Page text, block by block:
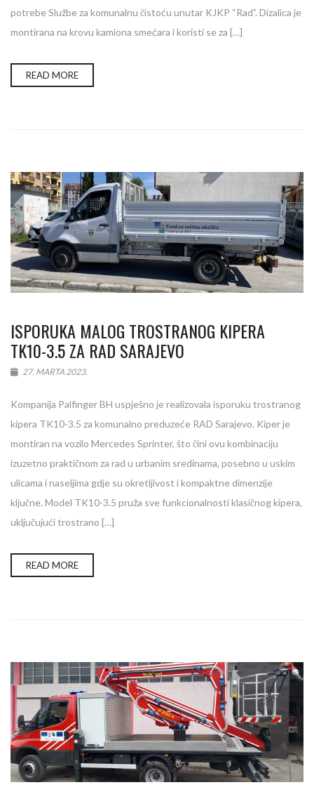
potrebe Službe za komunalnu čistoću unutar KJKP “Rad”. Dizalica je
montirana na krovu kamiona smećara i koristi se za […]
READ MORE
ISPORUKA MALOG TROSTRANOG KIPERA
TK10-3.5 ZA RAD SARAJEVO
27. MARTA 2023.
Kompanija Palfinger BH uspješno je realizovala isporuku trostranog
kipera TK10-3.5 za komunalno preduzeće RAD Sarajevo. Kiper je
montiran na vozilo Mercedes Sprinter, što čini ovu kombinaciju
izuzetno praktičnom za rad u urbanim sredinama, posebno u uskim
ulicama i naseljima gdje su okretljivost i kompaktne dimenzije
ključne. Model TK10-3.5 pruža sve funkcionalnosti klasičnog kipera,
uključujući trostrano […]
READ MORE